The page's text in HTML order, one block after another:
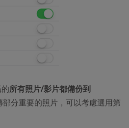
所有照片/影片都備份到
部分重要的照片，可以考慮選用第